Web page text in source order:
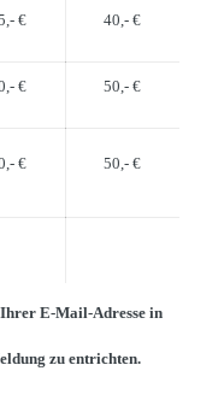
€ 40,- €
€ 50,- €
€ 50,- €
Ihrer E-Mail-Adresse in
zu entrichten.